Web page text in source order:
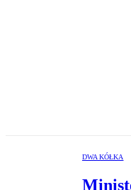
DWA KÓŁKA